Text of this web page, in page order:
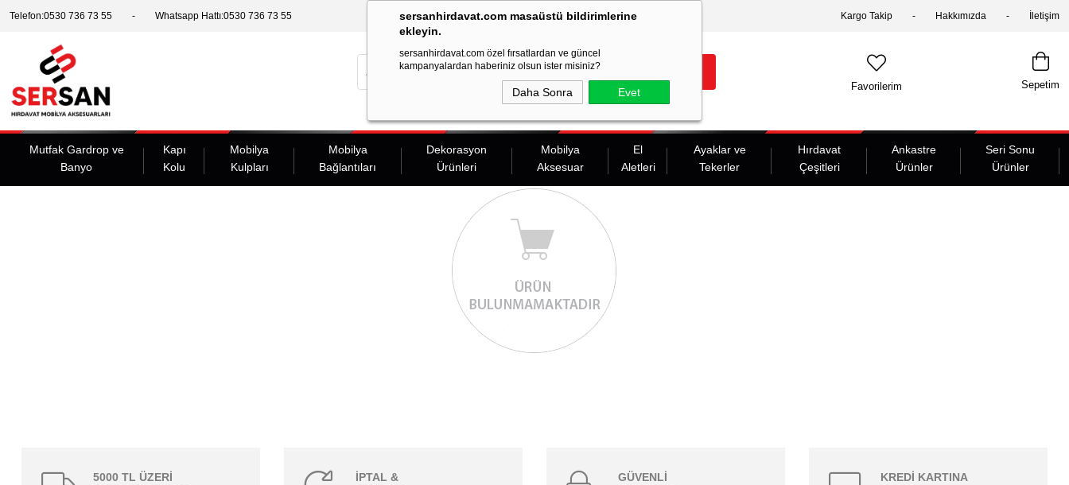
sersanhirdavat.com masaüstü bildirimlerine
ekleyin.
sersanhirdavat.com özel fırsatlardan ve güncel
kampanyalardan haberiniz olsun ister misiniz?
Daha Sonra Evet
Telefon:0530 736 73 55 Whatsapp Hattı:0530 736 73 55 Kargo Takip Hakkımızda İletişim
Sepetim
Favorilerim
Mutfak Gardrop ve
Banyo
Kapı
Kolu
Mobilya
Kulpları
Mobilya
Bağlantıları
Dekorasyon
Ürünleri
Mobilya
Aksesuar
El
Aletleri
Ayaklar ve
Tekerler
Hırdavat
Çeşitleri
Ankastre
Ürünler
Seri Sonu
Ürünler
5000 TL ÜZERİ
İPTAL &
GÜVENLİ
KREDİ KARTINA